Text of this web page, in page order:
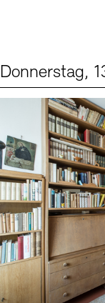
Donnerstag,